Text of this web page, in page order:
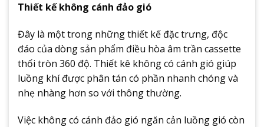
Thiết kế không cánh đảo gió
Đây là một trong những thiết kế đặc trưng, độc
đáo của dòng sản phẩm điều hòa âm trần cassette
thổi tròn 360 độ. Thiết kê không có cánh gió giúp
luồng khí được phân tán có phần nhanh chóng và
nhẹ nhàng hơn so với thông thường.
Việc không có cánh đảo gió ngăn cản luồng gió còn